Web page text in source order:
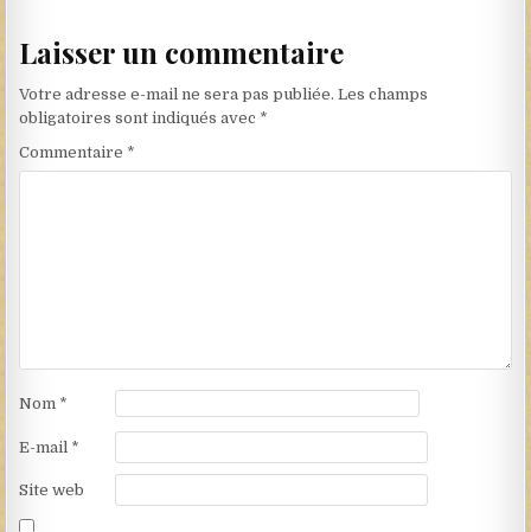
Laisser un commentaire
Votre adresse e-mail ne sera pas publiée. Les champs
obligatoires sont indiqués avec *
Commentaire *
Nom *
E-mail *
Site web